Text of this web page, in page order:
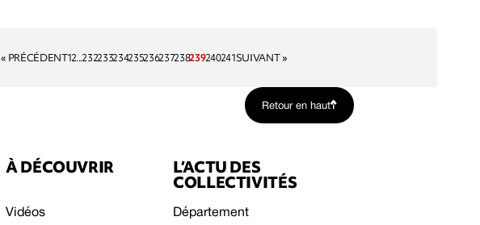
« PRÉCÉDENT12...232233234235236237238239240241SUIVANT »
Retour en haut
À DÉCOUVRIR
Vidéos
L’ACTU DES
COLLECTIVITÉS
Département